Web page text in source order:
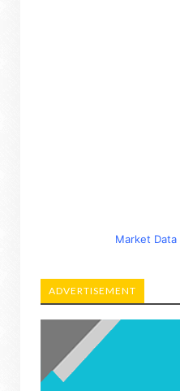
Market Data
ADVERTISEMENT